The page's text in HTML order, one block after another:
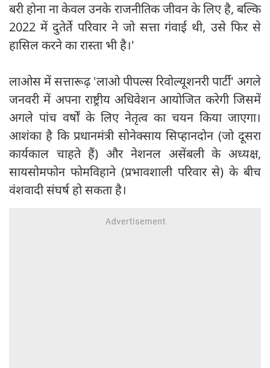
बरी होना ना केवल उनके राजनीतिक जीवन के लिए है, बल्कि
2022 में दुतेर्ते परिवार ने जो सत्ता गंवाई थी, उसे फिर से
हासिल करने का रास्ता भी है।'
लाओस में सत्तारूढ़ 'लाओ पीपल्स रिवोल्यूशनरी पार्टी' अगले
जनवरी में अपना राष्ट्रीय अधिवेशन आयोजित करेगी जिसमें
अगले पांच वर्षों के लिए नेतृत्व का चयन किया जाएगा।
आशंका है कि प्रधानमंत्री सोनेक्साय सिप्हानदोन (जो दूसरा
कार्यकाल चाहते हैं) और नेशनल असेंबली के अध्यक्ष,
सायसोमफोन फोमविहाने (प्रभावशाली परिवार से) के बीच
वंशवादी संघर्ष हो सकता है।